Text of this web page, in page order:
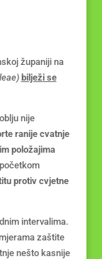
županiji na
bilježi se
nije
ranije cvatnje
položajima
protiv cvjetne
intervalima.
zaštite
nešto kasnije